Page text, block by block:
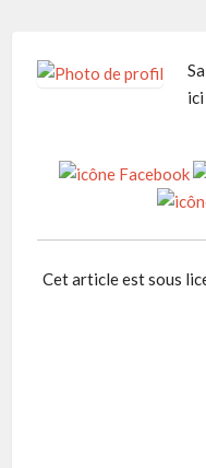
Cet article est sous